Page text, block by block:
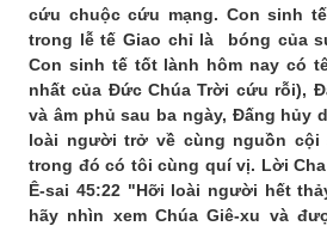
cứu chuộc cứu mạng. Con sinh
trong lễ tế Giao chỉ là bóng của
Con sinh tế tốt lành hôm nay có
nhất của Đức Chúa Trời cứu rỗi),
và âm phủ sau ba ngày, Đấng hủy
loài người trở về cùng nguồn cội
trong đó có tôi cùng quí vị. Lời
Ê-sai 45:22 "Hỡi loài người hết
hãy nhìn xem Chúa Giê-xu và